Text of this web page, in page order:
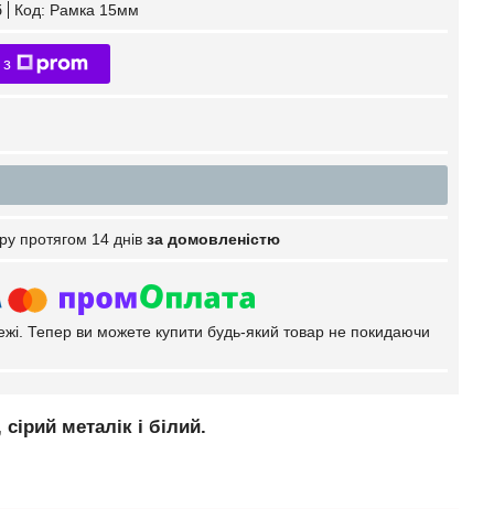
Код: Рамка 15мм
протягом 14 днів за домовленістю
Тепер ви можете купити будь-який товар не покидаючи
металік і білий.